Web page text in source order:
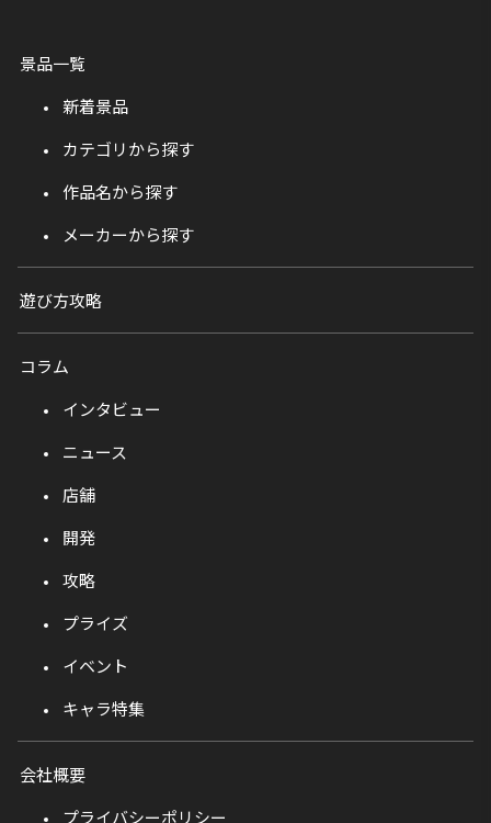
景品一覧
新着景品
カテゴリから探す
作品名から探す
メーカーから探す
遊び方攻略
コラム
インタビュー
ニュース
店舗
開発
攻略
プライズ
イベント
キャラ特集
会社概要
プライバシーポリシー